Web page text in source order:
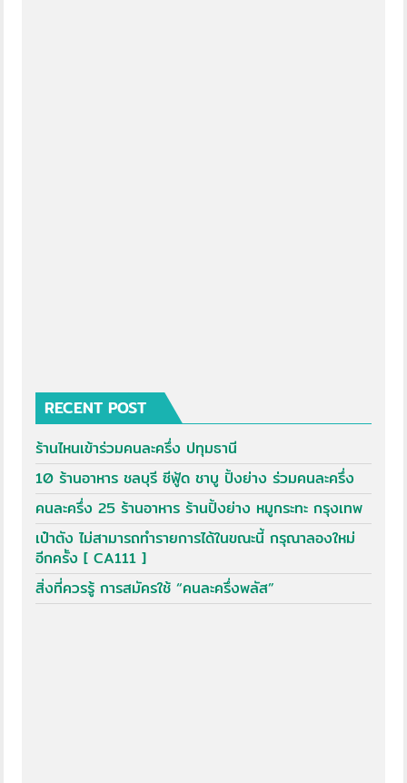
RECENT POST
ร้านไหนเข้าร่วมคนละครึ่ง ปทุมธานี
10 ร้านอาหาร ชลบุรี ซีฟู้ด ชาบู ปิ้งย่าง ร่วมคนละครึ่ง
คนละครึ่ง 25 ร้านอาหาร ร้านปิ้งย่าง หมูกระทะ กรุงเทพ
เป๋าตัง ไม่สามารถทำรายการได้ในขณะนี้ กรุณาลองใหม่
อีกครั้ง [ CA111 ]
สิ่งที่ควรรู้ การสมัครใช้ “คนละครึ่งพลัส”